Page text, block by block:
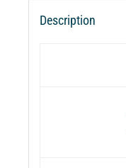
Description